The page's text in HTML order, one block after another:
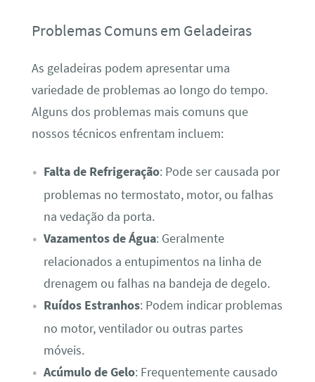
Problemas Comuns em Geladeiras
As geladeiras podem apresentar uma
variedade de problemas ao longo do tempo.
Alguns dos problemas mais comuns que
nossos técnicos enfrentam incluem:
Falta de Refrigeração: Pode ser causada por
problemas no termostato, motor, ou falhas
na vedação da porta.
Vazamentos de Água: Geralmente
relacionados a entupimentos na linha de
drenagem ou falhas na bandeja de degelo.
Ruídos Estranhos: Podem indicar problemas
no motor, ventilador ou outras partes
móveis.
Acúmulo de Gelo: Frequentemente causado